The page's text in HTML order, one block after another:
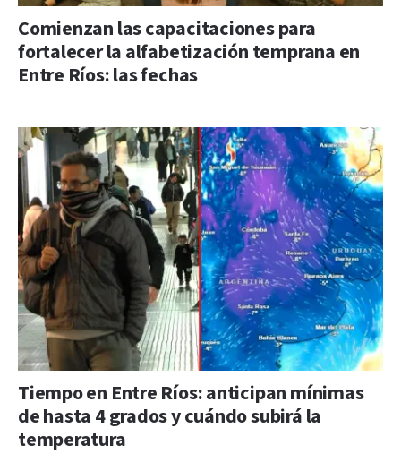
Comienzan las capacitaciones para
fortalecer la alfabetización temprana en
Entre Ríos: las fechas
Tiempo en Entre Ríos: anticipan mínimas
de hasta 4 grados y cuándo subirá la
temperatura